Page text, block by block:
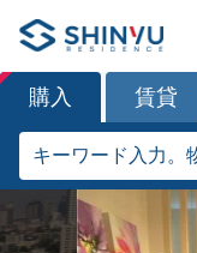
購入 賃貸